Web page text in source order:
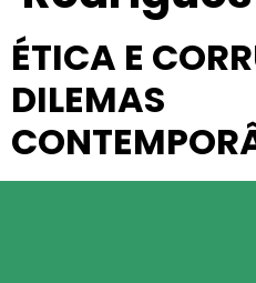
ÉTICA E
DILEMAS